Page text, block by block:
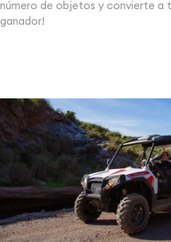
número de objetos y convierte a
ganador!